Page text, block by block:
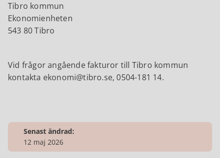
Tibro kommun
Ekonomienheten
543 80 Tibro
Vid frågor angående fakturor till Tibro kommun
kontakta ekonomi@tibro.se, 0504-181 14.
Senast ändrad:
12 maj 2026